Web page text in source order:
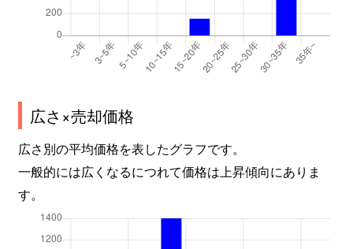
広さ×売却価格
広さ別の平均価格を表したグラフです。
一般的には広くなるにつれて価格は上昇傾向にありま
す。